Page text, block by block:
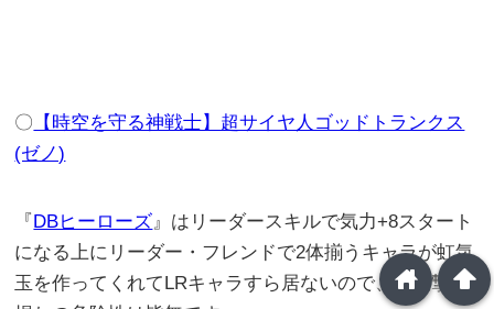
〇 【時空を守る神戦士】超サイヤ人ゴッドトランクス
(ゼノ)
『DBヒーローズ』はリーダースキルで気力+8スタート
になる上にリーダー・フレンドで2体揃うキャラが虹気
玉を作ってくれてLRキャラすら居ないので、必殺撃ち
arrowup
home